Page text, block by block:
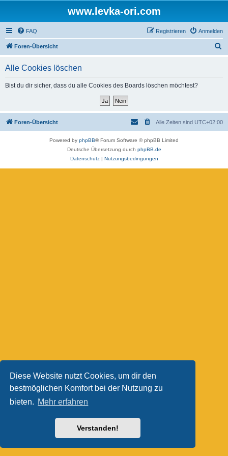
Diese Website nutzt Cookies, um dir den
bestmöglichen Komfort bei der Nutzung zu
bieten. Mehr erfahren
Verstanden!
www.levka-ori.com
FAQ Anmelden
Registrieren
Foren-Übersicht
Alle Cookies löschen
Bist du dir sicher, dass du alle Cookies des Boards löschen möchtest?
Foren-Übersicht Alle Zeiten sind UTC+02:00
Powered by phpBB® Forum Software © phpBB Limited
Deutsche Übersetzung durch phpBB.de
Datenschutz| Nutzungsbedingungen